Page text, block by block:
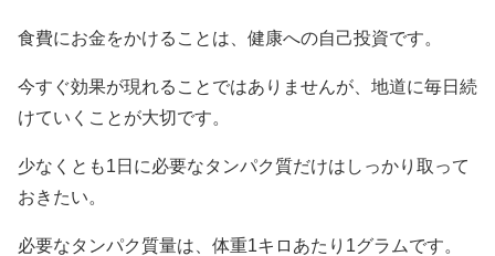
食費にお金をかけることは、健康への自己投資です。
今すぐ効果が現れることではありませんが、地道に毎日続
けていくことが大切です。
少なくとも1日に必要なタンパク質だけはしっかり取って
おきたい。
必要なタンパク質量は、体重1キロあたり1グラムです。